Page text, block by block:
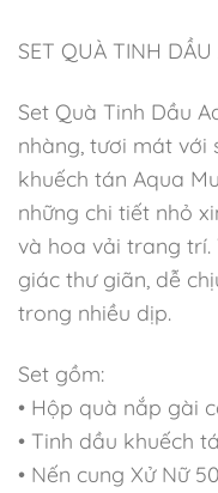
SET QUÀ TINH
Set Quà Tinh Dầu
nhàng, tươi mát với
khuếch tán Aqua
những chi tiết nhỏ
và hoa vải trang
giác thư giãn, dễ
trong nhiều dịp.
Set gồm:
• Hộp quà nắp gài
• Tinh dầu khuếch
• Nến cung Xử Nữ